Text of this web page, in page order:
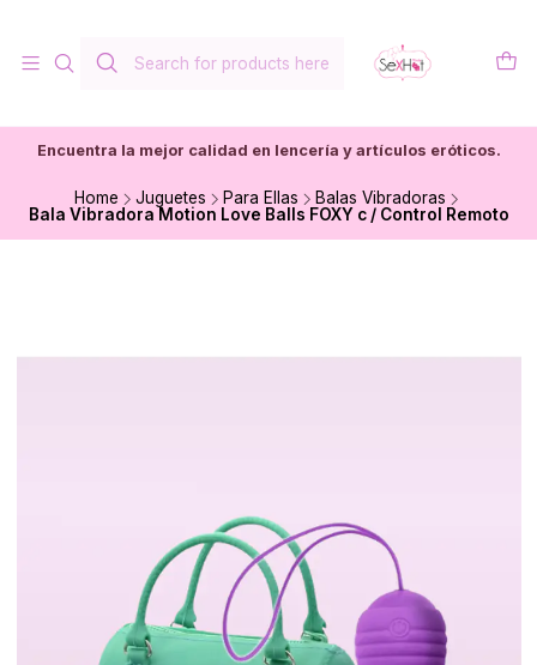
Encuentra la mejor calidad en lencería y artículos eróticos.
Home Juguetes Para Ellas
Balas Vibradoras
Bala Vibradora Motion Love Balls FOXY c / Control Remoto